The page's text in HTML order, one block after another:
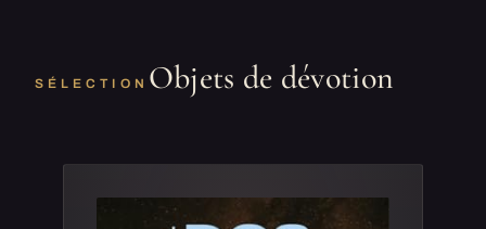
SÉLECTION Objets de dévotion